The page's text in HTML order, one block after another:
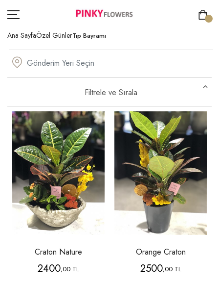
ÇİÇEK
ÖZEL GÜNLER
KİŞİYE ÖZEL
SIPARIŞ TAKIP
ÜYE GIRIŞ
Ana SayfaÖzel GünlerTıp Bayramı
Filtrele ve Sırala
Craton Nature
2400,00 TL
Orange Craton
2500,00 TL